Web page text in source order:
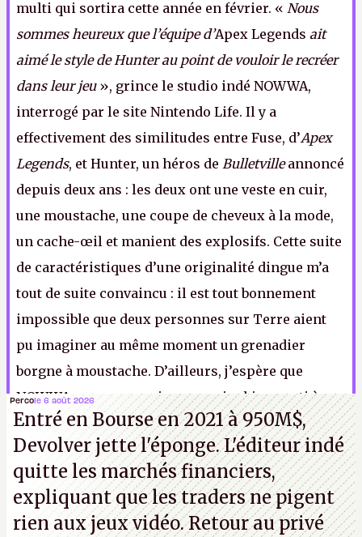
multi qui sortira cette année en février. « Nous
sommes heureux que l’équipe d’Apex Legends ait
aimé le style de Hunter au point de vouloir le recréer
dans leur jeu », grince le studio indé NOWWA,
interrogé par le site Nintendo Life. Il y a
effectivement des similitudes entre Fuse, d’Apex
Legends, et Hunter, un héros de Bulletvilleannoncé
depuis deux ans : les deux ont une veste en cuir,
une moustache, une coupe de cheveux à la mode,
un cache-œil et manient des explosifs. Cette suite
de caractéristiques d’une originalité dingue m’a
tout de suite convaincu : il est tout bonnement
impossible que deux personnes sur Terre aient
pu imaginer au même moment un grenadier
borgne à moustache. D’ailleurs, j’espère que
NOWWA enverra aussi un courrier bien senti à
Valve, qui a eu le culot de plagier ce concept il y a
quatorze ans dansTeam Fortress 2.I.
Percole 6 août 2026
Entré en Bourse en 2021 à 950M$,
Devolver jette l'éponge. L'éditeur indé
quitte les marchés financiers,
expliquant que les traders ne pigent
rien aux jeux vidéo. Retour au privé